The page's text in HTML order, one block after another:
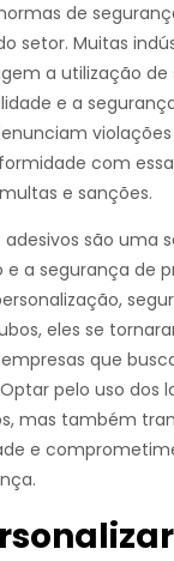
de
setor. Muitas
a utilização de
e a
com
e sanções.
adesivos são uma
a segurança de
eles se
que
pelo uso dos
mas também
e